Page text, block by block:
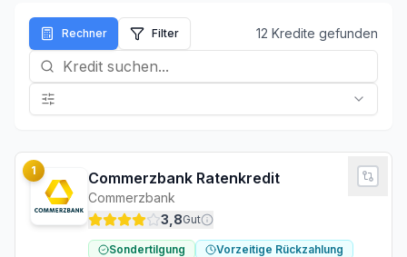
Rechner Filter 12 Kredite gefunden
Commerzbank Ratenkredit
Commerzbank
3,8Gut
Sondertilgung
Vorzeitige Rückzahlung
1